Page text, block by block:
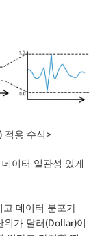
적용 수식>
이터 일관성 있게
고 데이터 분포가
가 달러(Dollar)이